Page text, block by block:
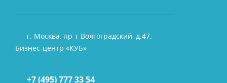
г. Москва, пр-т Волгоградский, д.47.
Бизнес-центр «КУБ»
+7 (495) 777 33 54